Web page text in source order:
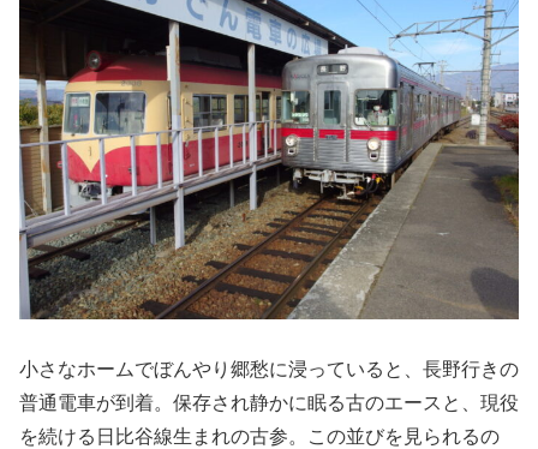
小さなホームでぼんやり郷愁に浸っていると、長野行きの
普通電車が到着。保存され静かに眠る古のエースと、現役
を続ける日比谷線生まれの古参。この並びを見られるの